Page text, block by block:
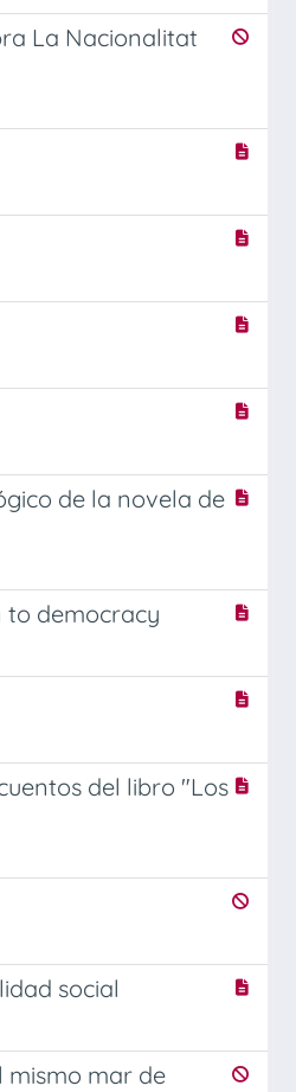
La Nacionalitat
de la novela de
to democracy
del libro "Los
social
mismo mar de